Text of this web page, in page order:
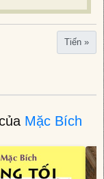
Tiến »
Mặc Bích